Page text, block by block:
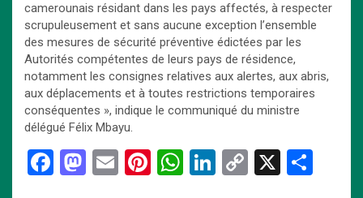
camerounais résidant dans les pays affectés, à respecter
scrupuleusement et sans aucune exception l’ensemble
des mesures de sécurité préventive édictées par les
Autorités compétentes de leurs pays de résidence,
notamment les consignes relatives aux alertes, aux abris,
aux déplacements et à toutes restrictions temporaires
conséquentes », indique le communiqué du ministre
délégué Félix Mbayu.
F
M
E
Pi
W
Li
C
X